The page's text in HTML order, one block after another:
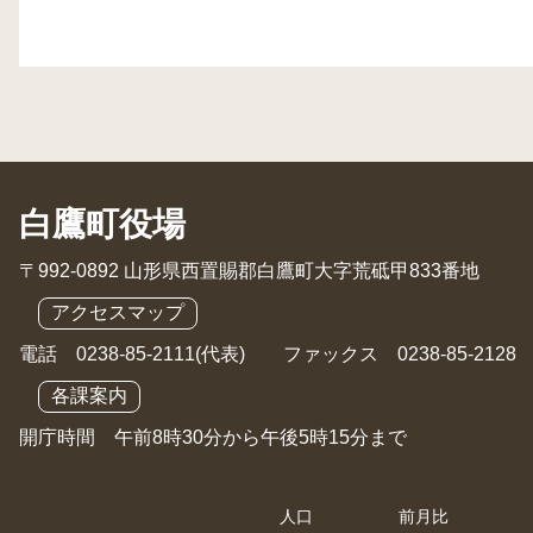
白鷹町役場
〒992-0892 山形県西置賜郡白鷹町大字荒砥甲833番地
アクセスマップ
電話 0238-85-2111(代表) ファックス 0238-85-2128
各課案内
開庁時間 午前8時30分から午後5時15分まで
人口 前月比